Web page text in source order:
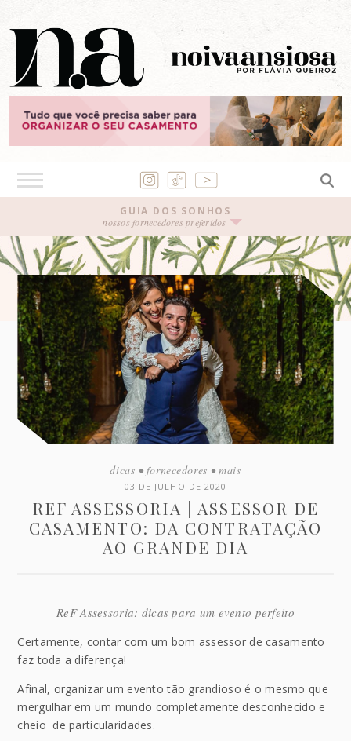
GUIA DOS SONHOS
nossos fornecedores preferidos
dicas • fornecedores • mais
03 DE JULHO DE 2020
REF ASSESSORIA | ASSESSOR DE
CASAMENTO: DA CONTRATAÇÃO
AO GRANDE DIA
ReF Assessoria: dicas para um evento perfeito
Certamente, contar com um bom assessor de casamento
faz toda a diferença!
Afinal, organizar um evento tão grandioso é o mesmo que
mergulhar em um mundo completamente desconhecido e
cheio de particularidades.